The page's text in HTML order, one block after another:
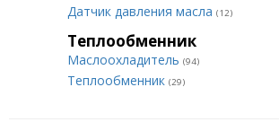
Датчик давления масла (12)
Теплообменник
Маслоохладитель (94)
Теплообменник (29)